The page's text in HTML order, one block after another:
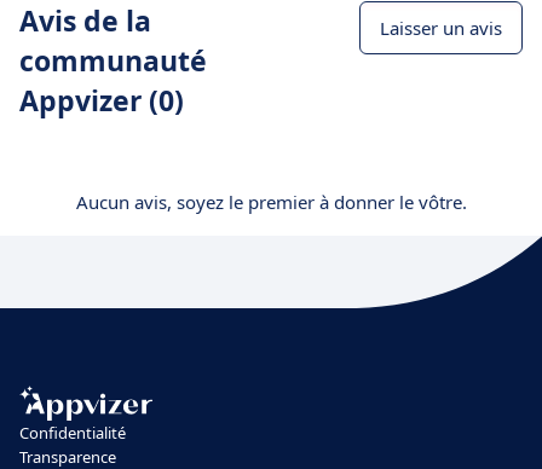
Avis de la
communauté
Appvizer (0)
Laisser un avis
Aucun avis, soyez le premier à donner le vôtre.
Confidentialité
Transparence